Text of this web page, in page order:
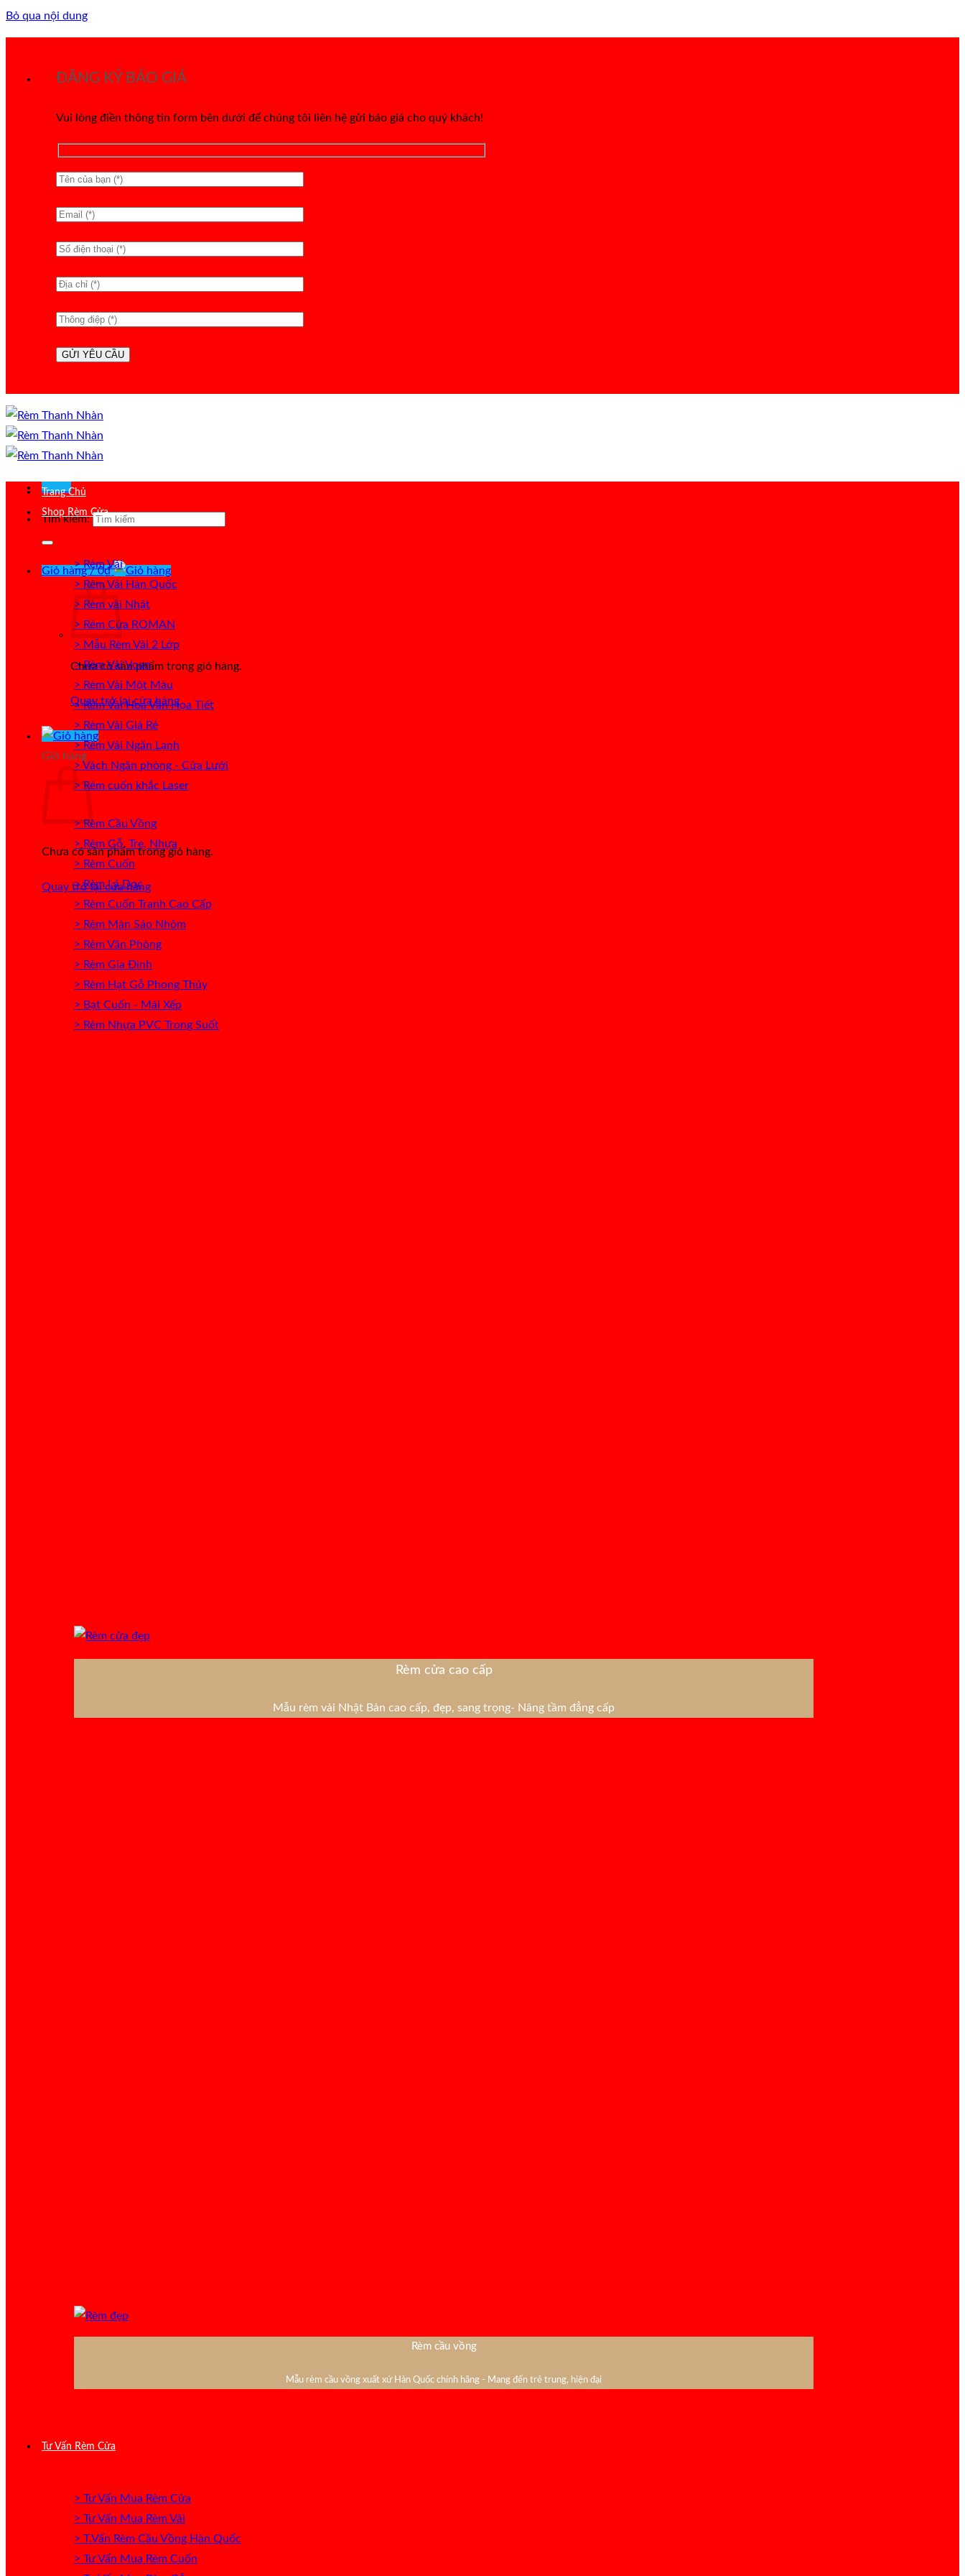
Bỏ qua nội dung
ĐĂNG KÝ BÁO GIÁ
Vui lòng điền thông tin form bên dưới để chúng tôi liên hệ gửi báo giá cho quý khách!
Menu
Tìm kiếm:
Giỏ hàng /0₫
Chưa có sản phẩm trong giỏ hàng.
Quay trở lại cửa hàng
Giỏ hàng
Chưa có sản phẩm trong giỏ hàng.
Quay trở lại cửa hàng
Trang Chủ
Shop Rèm Cửa
> Rèm Vải
> Rèm Vải Hàn Quốc
> Rèm vải Nhật
> Rèm Cửa ROMAN
> Mẫu Rèm Vải 2 Lớp
> Rèm Vải Voan
> Rèm Vải Một Màu
> Rèm Vải Hoa Văn Họa Tiết
> Rèm Vải Giá Rẻ
> Rèm Vải Ngăn Lạnh
> Vách Ngăn phòng - Cửa Lưới
> Rèm cuốn khắc Laser
> Rèm Cầu Vồng
> Rèm Gỗ, Tre, Nhựa
> Rèm Cuốn
> Rèm Lá Dọc
> Rèm Cuốn Tranh Cao Cấp
> Rèm Màn Sáo Nhôm
> Rèm Văn Phòng
> Rèm Gia Đình
> Rèm Hạt Gỗ Phong Thủy
> Bạt Cuốn - Mái Xếp
> Rèm Nhựa PVC Trong Suốt
Rèm cửa cao cấp
Mẫu rèm vải Nhật Bản cao cấp, đẹp, sang trọng- Nâng tầm đẳng cấp
Rèm cầu vồng
Mẫu rèm cầu vồng xuất xứ Hàn Quốc chính hãng - Mang đến trẻ trung, hiện đại
Tư Vấn Rèm Cửa
> Tư Vấn Mua Rèm Cửa
> Tư Vấn Mua Rèm Vải
> T.Vấn Rèm Cầu Vồng Hàn Quốc
> Tư Vấn Mua Rèm Cuốn